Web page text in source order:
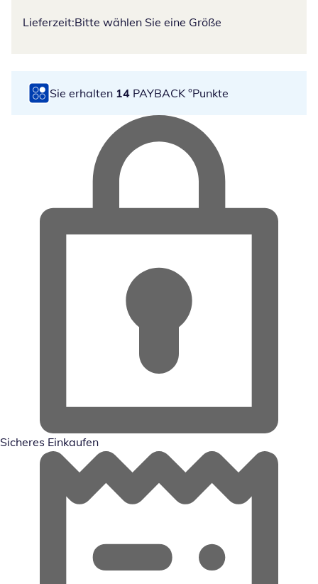
Lieferzeit:Bitte wählen Sie eine Größe
Sie erhalten 14 PAYBACK °Punkte
Sicheres Einkaufen